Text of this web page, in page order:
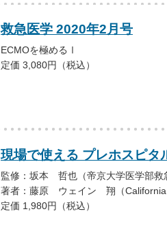
救急医学 2020年2月号
ECMOを極めるⅠ
定価 3,080円（税込）
現場で使える プレホスピタ
監修：坂本 哲也（帝京大学医学部救
著者：藤原 ウェイン 翔（California
定価 1,980円（税込）